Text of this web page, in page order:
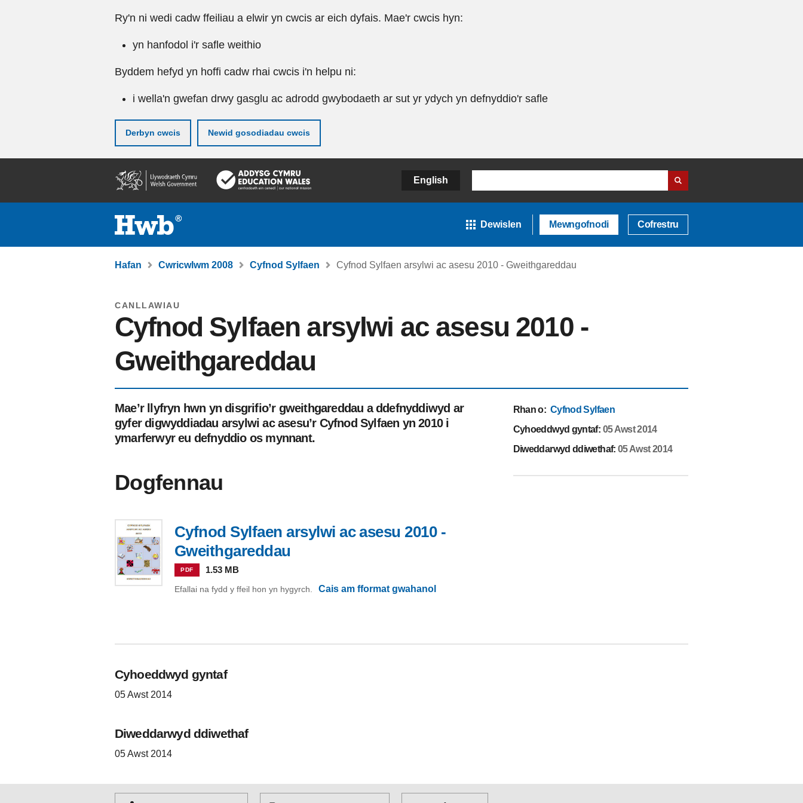
Ry'n ni wedi cadw ffeiliau a elwir yn cwcis ar eich dyfais. Mae'r cwcis hyn:
yn hanfodol i'r safle weithio
Byddem hefyd yn hoffi cadw rhai cwcis i'n helpu ni:
i wella'n gwefan drwy gasglu ac adrodd gwybodaeth ar sut yr ydych yn defnyddio'r safle
Derbyn cwcis Newid gosodiadau cwcis
gynnwy
English
Dewislen Mewngofnodi Cofrestru
Hafan Cwricwlwm 2008 Cyfnod Sylfaen Cyfnod Sylfaen arsylwi ac asesu 2010 - Gweithgareddau
CANLLAWIAU
Cyfnod Sylfaen arsylwi ac asesu 2010 -
Gweithgareddau
Mae’r llyfryn hwn yn disgrifio’r gweithgareddau a ddefnyddiwyd ar
gyfer digwyddiadau arsylwi ac asesu’r Cyfnod Sylfaen yn 2010 i
ymarferwyr eu defnyddio os mynnant.
Dogfennau
Cyfnod Sylfaen arsylwi ac asesu 2010 -
Gweithgareddau
PDF 1.53 MB
Efallai na fydd y ffeil hon yn hygyrch. Cais am fformat gwahanol
Rhan o: Cyfnod Sylfaen
Cyhoeddwyd gyntaf: 05 Awst 2014
Diweddarwyd ddiwethaf: 05 Awst 2014
Cyhoeddwyd gyntaf
05 Awst 2014
Diweddarwyd ddiwethaf
05 Awst 2014